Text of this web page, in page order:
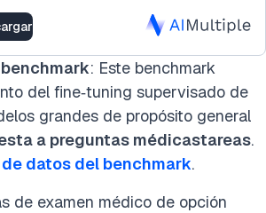
: Este benchmark
del fine‑tuning supervisado de
grandes de propósito general
a preguntas médicastareas.
datos del benchmark.
de examen médico de opción